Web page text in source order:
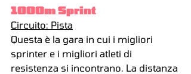
1000m Sprint
Circuito: Pista
Questa è la gara in cui i migliori
sprinter e i migliori atleti di
resistenza si incontrano. La distanza